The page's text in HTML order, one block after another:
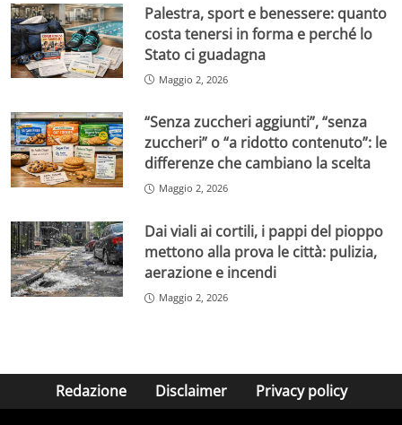
Palestra, sport e benessere: quanto
costa tenersi in forma e perché lo
Stato ci guadagna
Maggio 2, 2026
“Senza zuccheri aggiunti”, “senza
zuccheri” o “a ridotto contenuto”: le
differenze che cambiano la scelta
Maggio 2, 2026
Dai viali ai cortili, i pappi del pioppo
mettono alla prova le città: pulizia,
aerazione e incendi
Maggio 2, 2026
Redazione Disclaimer Privacy policy